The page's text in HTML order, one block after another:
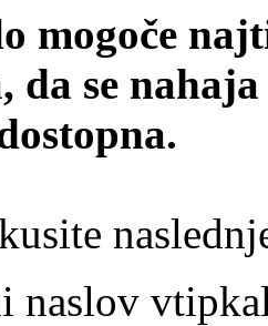
mogoče
da se
naslov